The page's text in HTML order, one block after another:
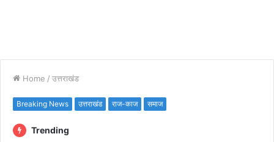
Home / उत्तराखंड
Breaking News उत्तराखंड राज-काज समाज
Trending